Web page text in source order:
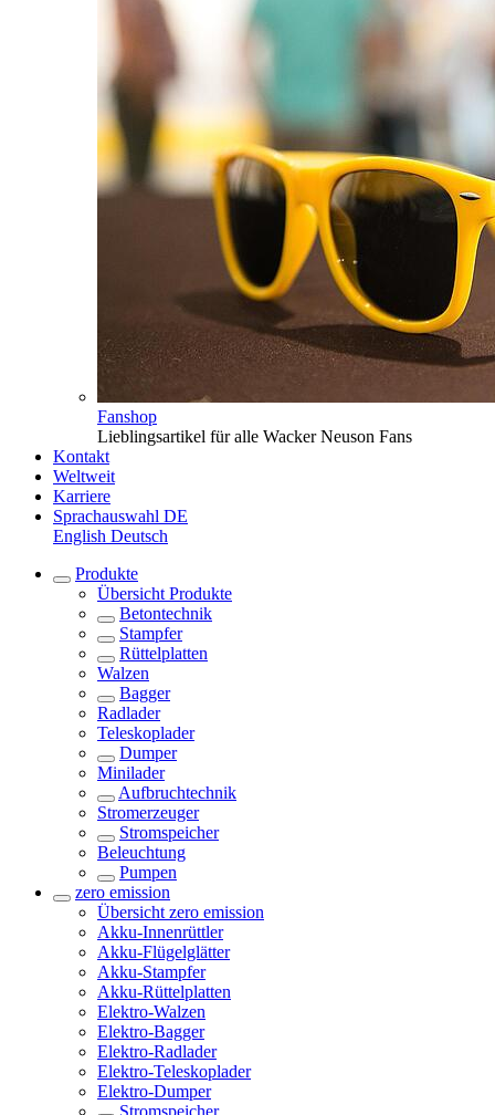
Fanshop
Lieblingsartikel für alle Wacker Neuson Fans
Kontakt
Weltweit
Karriere
Sprachauswahl DE
English Deutsch
Produkte
Übersicht Produkte
Betontechnik
Stampfer
Rüttelplatten
Walzen
Bagger
Radlader
Teleskoplader
Dumper
Minilader
Aufbruchtechnik
Stromerzeuger
Stromspeicher
Beleuchtung
Pumpen
zero emission
Übersicht zero emission
Akku-Innenrüttler
Akku-Flügelglätter
Akku-Stampfer
Akku-Rüttelplatten
Elektro-Walzen
Elektro-Bagger
Elektro-Radlader
Elektro-Teleskoplader
Elektro-Dumper
Stromspeicher